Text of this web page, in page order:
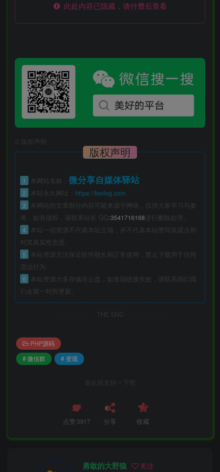
此处内容已隐藏，请付费后查看
版权声明
版权声明
1 本网站名称： 微分享自媒体驿站
2 本站永久网址： https://ksvlog.com
3
本网站的文章部分内容可能来源于网络，仅供大家学习与参
考，如有侵权，请联系站长 QQ:3541716168进行删除处理。
4
本站一切资源不代表本站立场，并不代表本站赞同其观点和
对其真实性负责。
5
本站资源无法保证软件能长期正常使用，禁止下载用于任何
违法行为
6
本站资源大多存储在云盘，如发现链接失效，请联系我们我
们会第一时间更新。
THE END
PHP源码
# 微信群
# 变现
喜欢就支持一下吧
点赞 3917 分享 收藏
勇敢的大野狼 关注